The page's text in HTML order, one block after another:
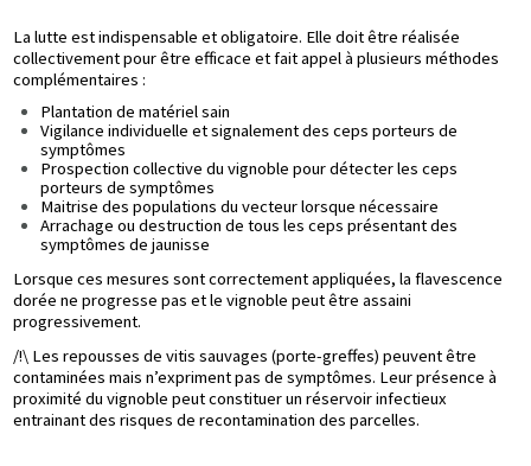
La lutte est indispensable et obligatoire. Elle doit être réalisée
collectivement pour être efficace et fait appel à plusieurs méthodes
complémentaires :
Plantation de matériel sain
Vigilance individuelle et signalement des ceps porteurs de
symptômes
Prospection collective du vignoble pour détecter les ceps
porteurs de symptômes
Maitrise des populations du vecteur lorsque nécessaire
Arrachage ou destruction de tous les ceps présentant des
symptômes de jaunisse
Lorsque ces mesures sont correctement appliquées, la flavescence
dorée ne progresse pas et le vignoble peut être assaini
progressivement.
/!\ Les repousses de vitis sauvages (porte-greffes) peuvent être
contaminées mais n’expriment pas de symptômes. Leur présence à
proximité du vignoble peut constituer un réservoir infectieux
entrainant des risques de recontamination des parcelles.